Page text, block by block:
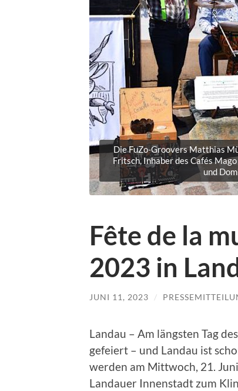
Die FuZo-Groovers Matthias
Fritsch, Inhaber des Cafés
und
Fête de la
2023 in
JUNI 11, 2023 /
Landau – Am längsten Tag
gefeiert – und Landau ist
werden am Mittwoch, 21.
Landauer Innenstadt zum